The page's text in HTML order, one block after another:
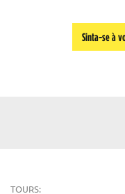
Sinta-se à
TOURS: